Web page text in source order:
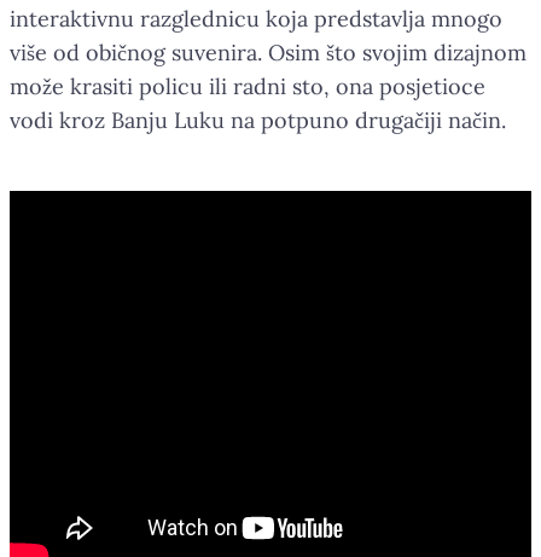
interaktivnu razglednicu koja predstavlja mnogo
više od običnog suvenira. Osim što svojim dizajnom
može krasiti policu ili radni sto, ona posjetioce
vodi kroz Banju Luku na potpuno drugačiji način.